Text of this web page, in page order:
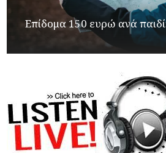
Επίδομα 150 ευρώ ανά